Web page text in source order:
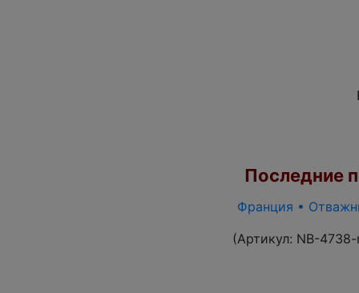
Последние
Франция •
(Артикул: NB-4738-